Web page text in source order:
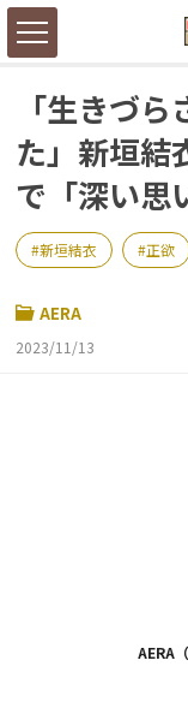
「生きづ
た」新垣結
で「深い思
新垣結衣 正欲
AERA
2023/11/13
AERA